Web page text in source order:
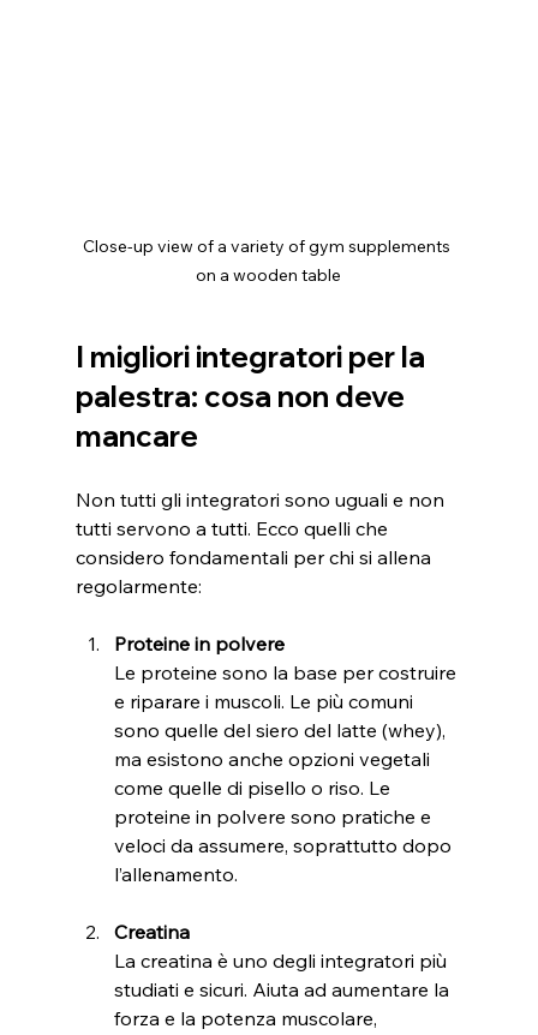
Close-up view of a variety of gym supplements
on a wooden table
I migliori integratori per la
palestra: cosa non deve
mancare
Non tutti gli integratori sono uguali e non
tutti servono a tutti. Ecco quelli che
considero fondamentali per chi si allena
regolarmente:
Proteine in polvere
Le proteine sono la base per costruire
e riparare i muscoli. Le più comuni
sono quelle del siero del latte (whey),
ma esistono anche opzioni vegetali
come quelle di pisello o riso. Le
proteine in polvere sono pratiche e
veloci da assumere, soprattutto dopo
l’allenamento.
Creatina
La creatina è uno degli integratori più
studiati e sicuri. Aiuta ad aumentare la
forza e la potenza muscolare,